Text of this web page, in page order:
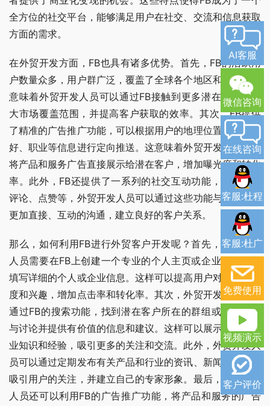
全方位的社交平台，能够满足用户在社交、交流和信息获取
方面的需求。
在外贸开发方面，FB也具有诸多优势。首先，FB的活跃用
户数量众多，用户群广泛，覆盖了全球各个地区和行业。这
意味着外贸开发人员可以通过FB接触到更多潜在客户，扩
大市场覆盖范围，并提高客户获取的效率。其次，FB提供
了精准的广告推广功能，可以根据用户的地理位置、兴趣爱
好、职业等信息进行定向推送。这意味着外贸开发人员可以
将产品和服务广告直接展示给潜在客户，增加曝光度和转化
率。此外，FB还提供了一系列的社交互动功能，如消息、
评论、点赞等，外贸开发人员可以通过这些功能与客户进行
更加直接、互动的沟通，建立良好的客户关系。
那么，如何利用FB进行外贸客户开发呢？首先，外贸开发
人员需要在FB上创建一个专业的个人主页或企业页面，并
填写详细的个人或企业信息。这样可以提高用户对你的信任
度和兴趣，增加点击率和转化率。其次，外贸开发人员可以
通过FB的搜索功能，找到潜在客户所在的群组或社区，参
与讨论并提供有价值的信息和建议。这样可以展示自己的专
业知识和经验，吸引更多的关注和交流。此外，外贸开发人
员可以通过定期发布有关产品和行业的资讯、新闻或案例，
吸引用户的关注，并建立自己的专家形象。最后，外贸开发
人员还可以利用FB的广告推广功能，将产品和服务的广告
AI客服
微信咨询
在线咨询
客服:杜程
客服:杜广
免费使用
视频演示
客户评价